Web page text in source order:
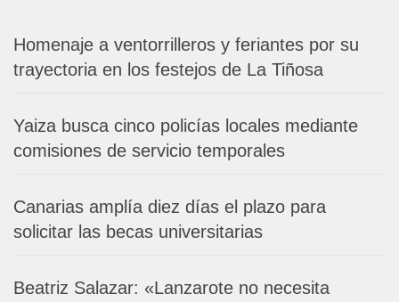
Homenaje a ventorrilleros y feriantes por su
trayectoria en los festejos de La Tiñosa
Yaiza busca cinco policías locales mediante
comisiones de servicio temporales
Canarias amplía diez días el plazo para
solicitar las becas universitarias
Beatriz Salazar: «Lanzarote no necesita